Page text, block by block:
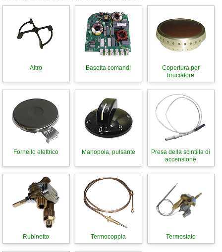
Altro Basetta comandi
Copertura per
bruciatore
Fornello elettrico Manopola, pulsante
Presa della scintilla di
accensione
Rubinetto Termocoppia Termostato